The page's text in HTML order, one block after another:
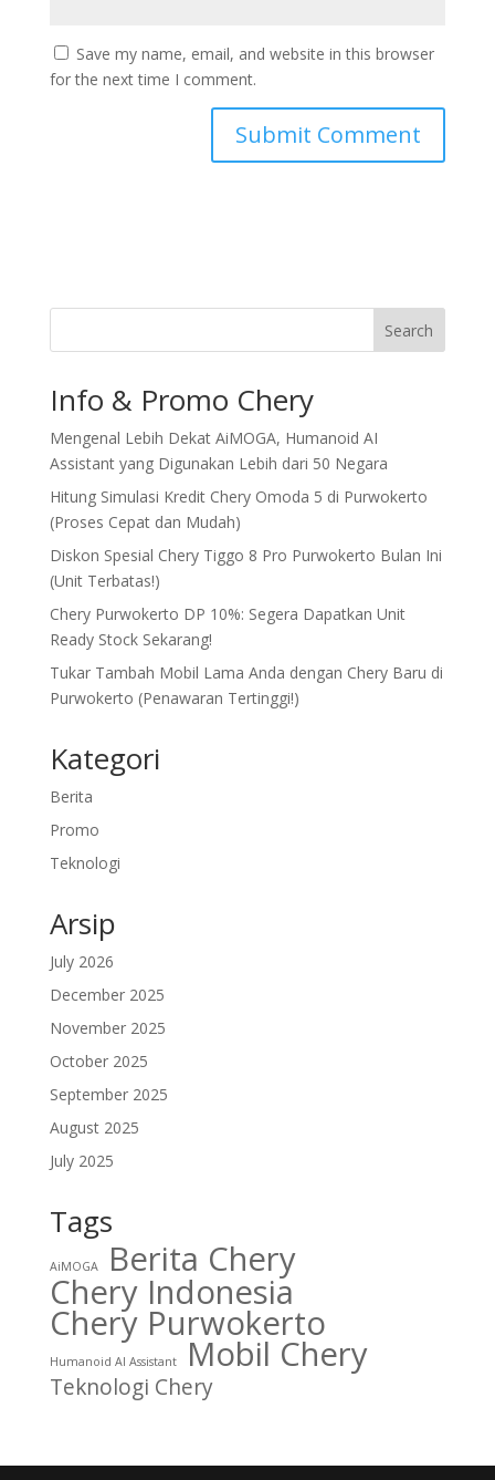
Save my name, email, and website in this browser
for the next time I comment.
Search
Info & Promo Chery
Mengenal Lebih Dekat AiMOGA, Humanoid AI
Assistant yang Digunakan Lebih dari 50 Negara
Hitung Simulasi Kredit Chery Omoda 5 di Purwokerto
(Proses Cepat dan Mudah)
Diskon Spesial Chery Tiggo 8 Pro Purwokerto Bulan Ini
(Unit Terbatas!)
Chery Purwokerto DP 10%: Segera Dapatkan Unit
Ready Stock Sekarang!
Tukar Tambah Mobil Lama Anda dengan Chery Baru di
Purwokerto (Penawaran Tertinggi!)
Kategori
Berita
Promo
Teknologi
Arsip
July 2026
December 2025
November 2025
October 2025
September 2025
August 2025
July 2025
Tags
AiMOGA Berita Chery
Chery Indonesia
Chery Purwokerto
Humanoid AI Assistant Mobil Chery
Teknologi Chery